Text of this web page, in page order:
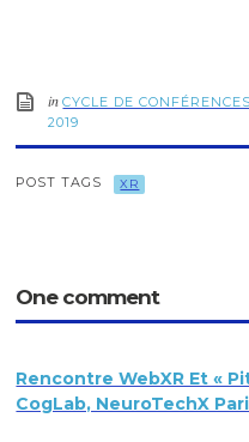
inCYCLE DE CONFÉRENCES
2019
POST TAGS XR
One comment
Rencontre WebXR Et «
CogLab, NeuroTechX